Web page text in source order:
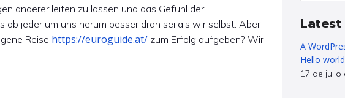
anderer leiten zu lassen und das Gefühl der
jeder um uns herum besser dran sei als wir selbst. Aber
Reise https://euroguide.at/ zum Erfolg aufgeben? Wir
A
Hello
17 de julio